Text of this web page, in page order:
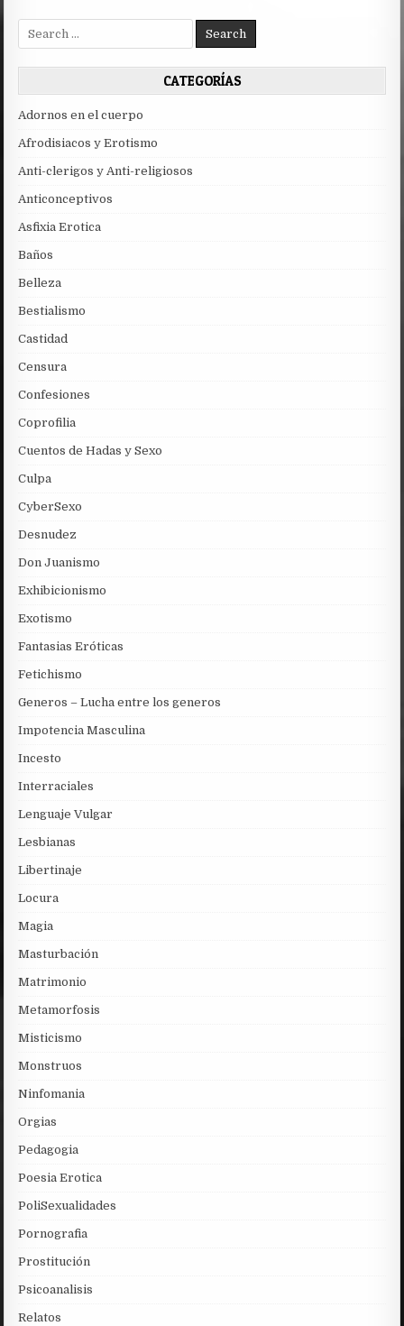
Search
for:
CATEGORÍAS
Adornos en el cuerpo
Afrodisiacos y Erotismo
Anti-clerigos y Anti-religiosos
Anticonceptivos
Asfixia Erotica
Baños
Belleza
Bestialismo
Castidad
Censura
Confesiones
Coprofilia
Cuentos de Hadas y Sexo
Culpa
CyberSexo
Desnudez
Don Juanismo
Exhibicionismo
Exotismo
Fantasias Eróticas
Fetichismo
Generos – Lucha entre los generos
Impotencia Masculina
Incesto
Interraciales
Lenguaje Vulgar
Lesbianas
Libertinaje
Locura
Magia
Masturbación
Matrimonio
Metamorfosis
Misticismo
Monstruos
Ninfomania
Orgias
Pedagogia
Poesia Erotica
PoliSexualidades
Pornografia
Prostitución
Psicoanalisis
Relatos